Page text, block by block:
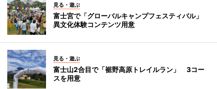
見る・遊ぶ
富士宮で「グローバルキャンプフェスティバル」
異文化体験コンテンツ用意
見る・遊ぶ
富士山2合目で「裾野高原トレイルラン」 3コー
スを用意